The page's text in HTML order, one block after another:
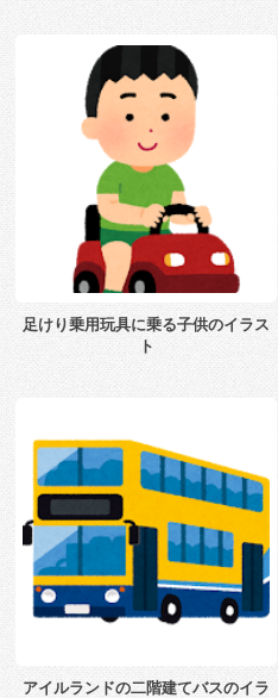
足けり乗用玩具に乗る子供のイラス
ト
アイルランドの二階建てバスのイラ